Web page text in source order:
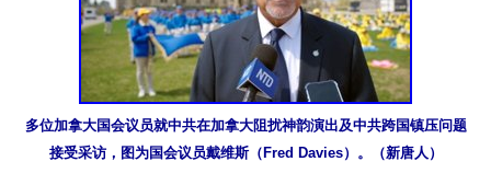
多位加拿大国会议员就中共在加拿大阻扰神韵演出及中共跨国镇压问题
接受采访，图为国会议员戴维斯（Fred Davies）。（新唐人）